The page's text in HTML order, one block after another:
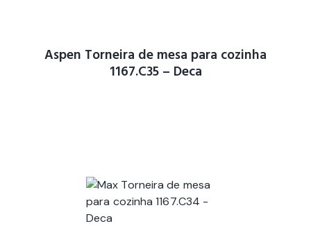
Aspen Torneira de mesa para cozinha
1167.C35 – Deca